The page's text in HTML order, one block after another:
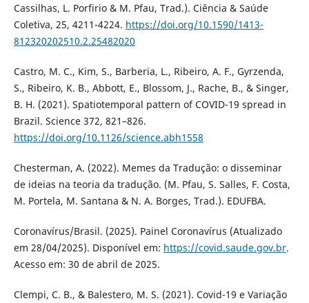
Cassilhas, L. Porfirio & M. Pfau, Trad.). Ciência & Saúde
Coletiva, 25, 4211-4224. https://doi.org/10.1590/1413-
812320202510.2.25482020
Castro, M. C., Kim, S., Barberia, L., Ribeiro, A. F., Gyrzenda,
S., Ribeiro, K. B., Abbott, E., Blossom, J., Rache, B., & Singer,
B. H. (2021). Spatiotemporal pattern of COVID-19 spread in
Brazil. Science 372, 821–826.
https://doi.org/10.1126/science.abh1558
Chesterman, A. (2022). Memes da Tradução: o disseminar
de ideias na teoria da tradução. (M. Pfau, S. Salles, F. Costa,
M. Portela, M. Santana & N. A. Borges, Trad.). EDUFBA.
Coronavírus/Brasil. (2025). Painel Coronavírus (Atualizado
em 28/04/2025). Disponível em: https://covid.saude.gov.br.
Acesso em: 30 de abril de 2025.
Clempi, C. B., & Balestero, M. S. (2021). Covid-19 e Variação